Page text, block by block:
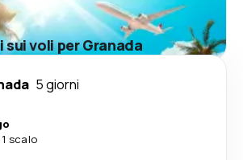
voli per Granada
5 giorni
1 scalo